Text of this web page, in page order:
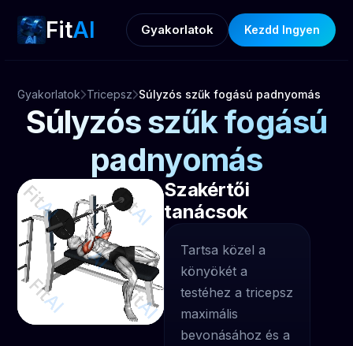
FitAI Gyakorlatok Kezdd Ingyen
Gyakorlatok Tricepsz Súlyzós szűk fogású padnyomás
Súlyzós szűk fogású
padnyomás
Szakértői
tanácsok
Tartsa közel a
könyökét a
testéhez a tricepsz
maximális
bevonásához és a